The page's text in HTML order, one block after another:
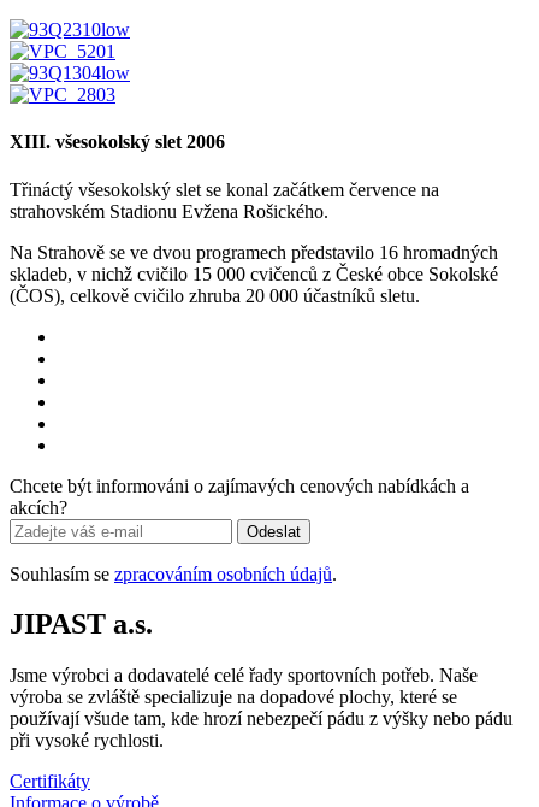
XIII. všesokolský slet 2006
Třináctý všesokolský slet se konal začátkem července na
strahovském Stadionu Evžena Rošického.
Na Strahově se ve dvou programech představilo 16 hromadných
skladeb, v nichž cvičilo 15 000 cvičenců z České obce Sokolské
(ČOS), celkově cvičilo zhruba 20 000 účastníků sletu.
Chcete být informováni o zajímavých cenových nabídkách a
akcích?
Odeslat
Souhlasím se zpracováním osobních údajů.
JIPAST a.s.
Jsme výrobci a dodavatelé celé řady sportovních potřeb. Naše
výroba se zvláště specializuje na dopadové plochy, které se
používají všude tam, kde hrozí nebezpečí pádu z výšky nebo pádu
při vysoké rychlosti.
Certifikáty